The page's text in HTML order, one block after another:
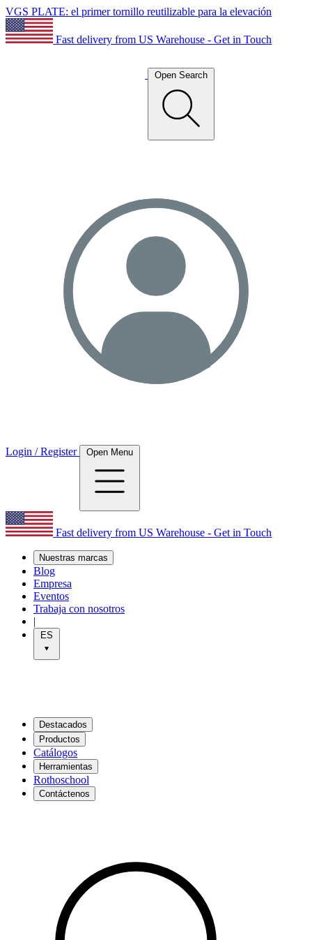
VGS PLATE: el primer tornillo reutilizable para la elevación
Fast delivery from US Warehouse - Get in Touch
Open Search
Login / Register Open Menu
Fast delivery from US Warehouse - Get in Touch
Nuestras marcas
Blog
Empresa
Eventos
Trabaja con nosotros
|
ES
Destacados
Productos
Catálogos
Herramientas
Rothoschool
Contáctenos